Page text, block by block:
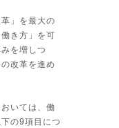
」を最大の
き方」を可
を増しつ
改革を進め
いては、働
の9項目につ